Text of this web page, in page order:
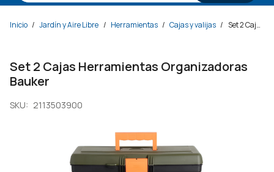
Inicio / Jardín y Aire Libre / Herramientas / Cajas y valijas / Set 2 Cajas Herramientas Organizadoras Bauker
Set 2 Cajas Herramientas Organizadoras
Bauker
SKU: 2113503900